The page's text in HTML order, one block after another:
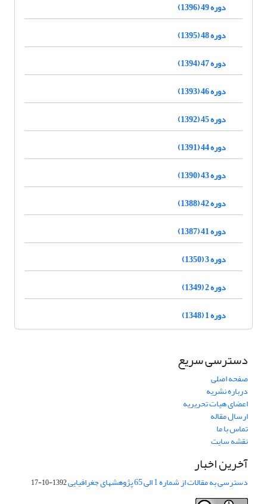
دوره 49 (1396)
دوره 48 (1395)
دوره 47 (1394)
دوره 46 (1393)
دوره 45 (1392)
دوره 44 (1391)
دوره 43 (1390)
دوره 42 (1388)
دوره 41 (1387)
دوره 3 (1350)
دوره 2 (1349)
دوره 1 (1348)
دسترسی سریع
صفحه اصلی
درباره نشریه
اعضای هیات تحریریه
ارسال مقاله
تماس با ما
نقشه سایت
آخرین اخبار
دسترسی به مقالات از شماره 1 الی 65 پژوهشهای جغرافیایی 1392-10-17